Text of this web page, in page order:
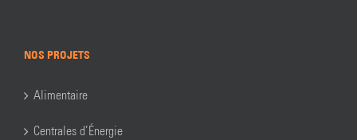
NOS PROJETS
Alimentaire
Centrales d’Énergie